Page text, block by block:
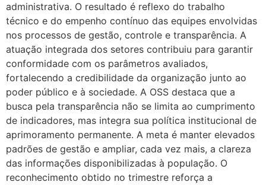
administrativa. O resultado é reflexo do trabalho
técnico e do empenho contínuo das equipes envolvidas
nos processos de gestão, controle e transparência. A
atuação integrada dos setores contribuiu para garantir
conformidade com os parâmetros avaliados,
fortalecendo a credibilidade da organização junto ao
poder público e à sociedade. A OSS destaca que a
busca pela transparência não se limita ao cumprimento
de indicadores, mas integra sua política institucional de
aprimoramento permanente. A meta é manter elevados
padrões de gestão e ampliar, cada vez mais, a clareza
das informações disponibilizadas à população. O
reconhecimento obtido no trimestre reforça a